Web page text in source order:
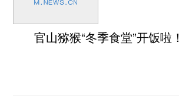
官山猕猴“冬季食堂”开饭啦！